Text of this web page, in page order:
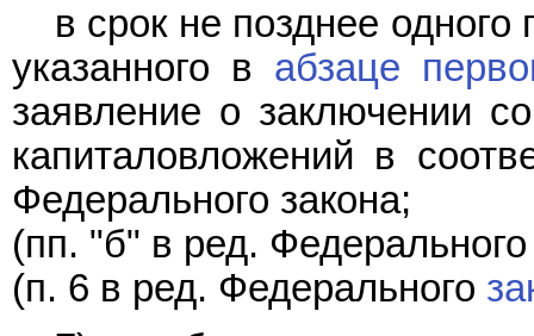
в срок не позднее
указанного в абзаце
заявление о заключении
капиталовложений в
Федерального закона;
(пп. "б" в ред.
(п. 6 в ред. Федерального